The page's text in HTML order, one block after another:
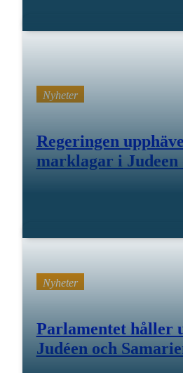
Nyheter
Regeringen
marklagar i Judeen
Nyheter
Parlamentet håller
Judéen och